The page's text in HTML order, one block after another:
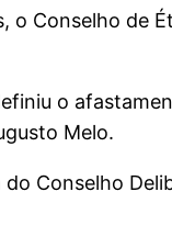
Conselho de
o
Melo.
Conselho